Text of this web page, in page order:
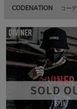
CODENATION コー